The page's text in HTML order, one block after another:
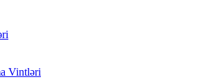
Vintləri